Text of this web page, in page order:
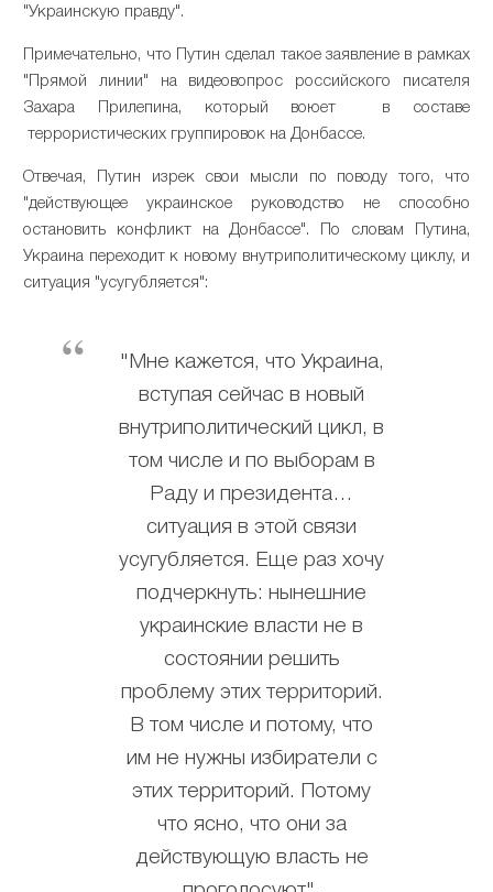
"Украинскую правду".
Примечательно, что Путин сделал такое заявление в рамках
"Прямой линии" на видеовопрос российского писателя
Захара Прилепина, который воюет в составе
террористических группировок на Донбассе.
Отвечая, Путин изрек свои мысли по поводу того, что
"действующее украинское руководство не способно
остановить конфликт на Донбассе". По словам Путина,
Украина переходит к новому внутриполитическому циклу, и
ситуация "усугубляется":
"Мне кажется, что Украина,
вступая сейчас в новый
внутриполитический цикл, в
том числе и по выборам в
Раду и президента…
ситуация в этой связи
усугубляется. Еще раз хочу
подчеркнуть: нынешние
украинские власти не в
состоянии решить
проблему этих территорий.
В том числе и потому, что
им не нужны избиратели с
этих территорий. Потому
что ясно, что они за
действующую власть не